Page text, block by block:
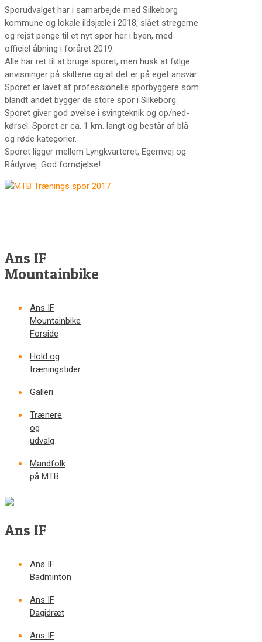
Sporudvalget har i samarbejde med Silkeborg
kommune og lokale ildsjæle i 2018, slået stregerne
og rejst penge til et nyt spor her i byen, med
officiel åbning i foråret 2019.
Alle har ret til at bruge sporet, men husk at følge
anvisninger på skiltene og at det er på eget ansvar.
Sporet er lavet af professionelle sporbyggere som
blandt andet bygger de store spor i Silkeborg.
Sporet giver god øvelse i svingteknik og op/ned-
kørsel. Sporet er ca. 1 km. langt og består af blå
og røde kategorier.
Sporet ligger mellem Lyngkvarteret, Egernvej og
Rådyrvej. God fornøjelse!
Ans IF
Mountainbike
Ans IF
Mountainbike
Forside
Hold og
træningstider
Galleri
Trænere
og
udvalg
Mandfolk
på MTB
Ans IF
Ans IF
Badminton
Ans IF
Dagidræt
Ans IF